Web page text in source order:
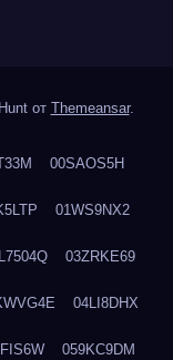
от Themeansar.
00SAOS5H
01WS9NX2
03ZRKE69
04LI8DHX
059KC9DM